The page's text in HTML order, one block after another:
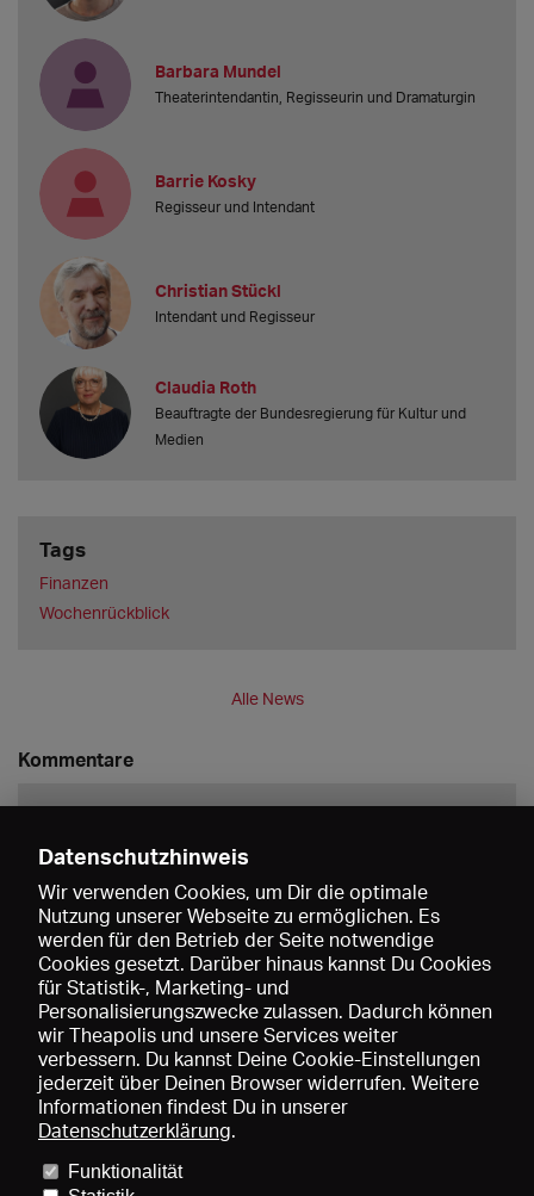
Barbara Mundel
Theaterintendantin, Regisseurin und Dramaturgin
Barrie Kosky
Regisseur und Intendant
Christian Stückl
Intendant und Regisseur
Claudia Roth
Beauftragte der Bundesregierung für Kultur und
Medien
Tags
Finanzen
Wochenrückblick
Alle News
Kommentare
Speichern
Preise und Mitgliedschaften
Datenschutzhinweis
Wir verwenden Cookies, um Dir die optimale
Nutzung unserer Webseite zu ermöglichen. Es
werden für den Betrieb der Seite notwendige
Cookies gesetzt. Darüber hinaus kannst Du Cookies
für Statistik-, Marketing- und
Personalisierungszwecke zulassen. Dadurch können
wir Theapolis und unsere Services weiter
verbessern. Du kannst Deine Cookie-Einstellungen
jederzeit über Deinen Browser widerrufen. Weitere
Informationen findest Du in unserer
Datenschutzerklärung.
Funktionalität